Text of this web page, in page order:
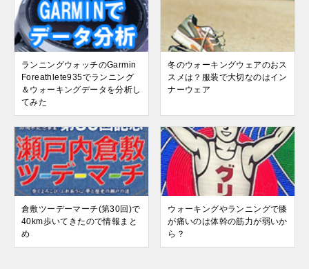
ランニングウォッチのGarmin
Foreathlete935でランニング
＆ウォーキングデータを分析し
てみた
冬のウォーキングウェアのおス
スメは？服装で大切なのはイン
ナーウェア
倉敷ツーデーマーチ(第30回)で
40km歩いてきたので情報まと
め
ウォーキングやランニングで膝
が痛いのは体幹の筋力が弱いか
ら？